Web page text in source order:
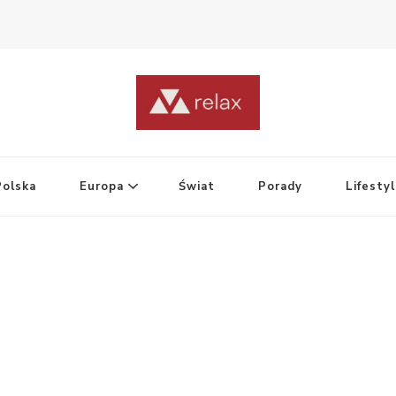
Europa Świat Porady